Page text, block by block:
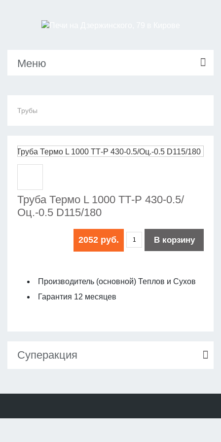
Меню
Трубы
Труба Термо L 1000 ТТ-Р 430-0.5/
Оц.-0.5 D115/180
2052 руб. В корзину
Производитель (основной) Теплов и Сухов
Гарантия 12 месяцев
Суперакция